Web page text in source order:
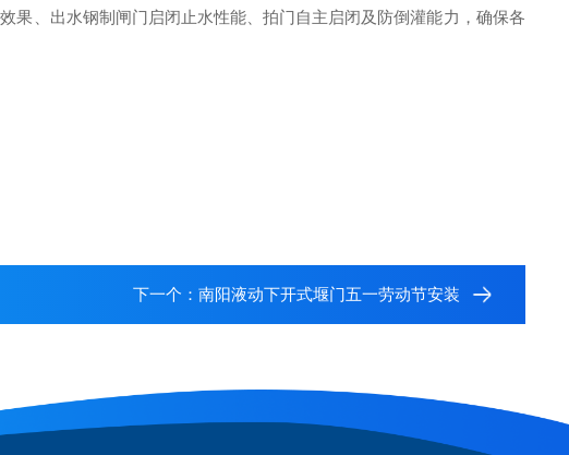
果、出水钢制闸门启闭止水性能、拍门自主启闭及防倒灌能力，确保各
下一个： 南阳液动下开式堰门五一劳动节安装